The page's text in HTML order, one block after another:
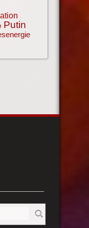
Putin